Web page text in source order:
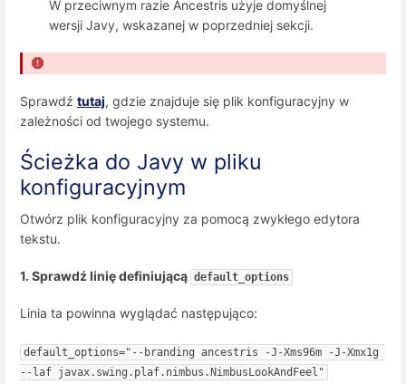
W przeciwnym razie Ancestris użyje domyślnej
wersji Javy, wskazanej w poprzedniej sekcji.
Sprawdź tutaj, gdzie znajduje się plik konfiguracyjny w
zależności od twojego systemu.
Ścieżka do Javy w pliku
konfiguracyjnym
Otwórz plik konfiguracyjny za pomocą zwykłego edytora
tekstu.
1. Sprawdź linię definiującą default_options
Linia ta powinna wyglądać następująco:
default_options="--branding ancestris -J-Xms96m -J-Xmx1g
--laf javax.swing.plaf.nimbus.NimbusLookAndFeel"